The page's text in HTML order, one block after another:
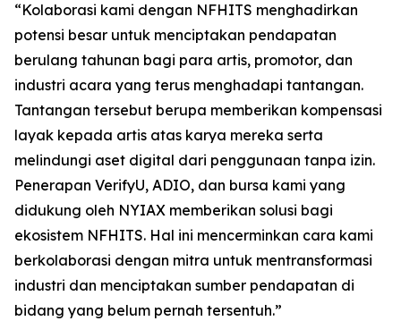
“Kolaborasi kami dengan NFHITS menghadirkan
potensi besar untuk menciptakan pendapatan
berulang tahunan bagi para artis, promotor, dan
industri acara yang terus menghadapi tantangan.
Tantangan tersebut berupa memberikan kompensasi
layak kepada artis atas karya mereka serta
melindungi aset digital dari penggunaan tanpa izin.
Penerapan VerifyU, ADIO, dan bursa kami yang
didukung oleh NYIAX memberikan solusi bagi
ekosistem NFHITS. Hal ini mencerminkan cara kami
berkolaborasi dengan mitra untuk mentransformasi
industri dan menciptakan sumber pendapatan di
bidang yang belum pernah tersentuh.”